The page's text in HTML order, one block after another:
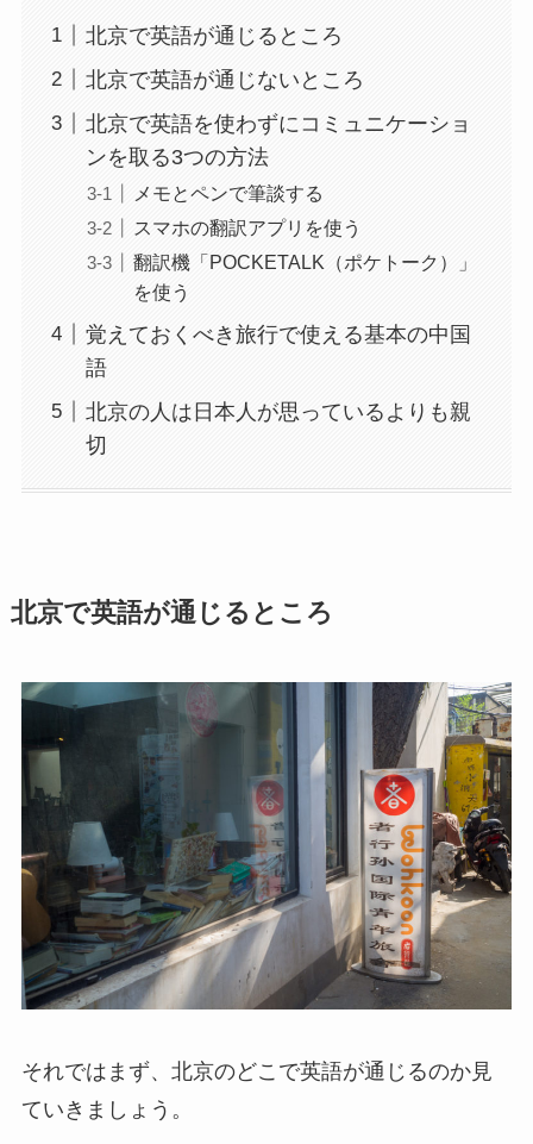
北京で英語が通じるところ
北京で英語が通じないところ
北京で英語を使わずにコミュニケーショ
ンを取る3つの方法
メモとペンで筆談する
スマホの翻訳アプリを使う
翻訳機「POCKETALK（ポケトーク）」
を使う
覚えておくべき旅行で使える基本の中国
語
北京の人は日本人が思っているよりも親
切
北京で英語が通じるところ
それではまず、北京のどこで英語が通じるのか見
ていきましょう。